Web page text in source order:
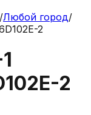
/Любой город/
2
2